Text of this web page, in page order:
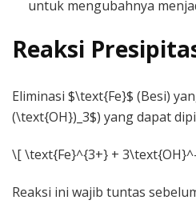
untuk mengubahnya
Reaksi
Eliminasi $\text{Fe}$ (Besi)
(\text{OH})_3$) yang dapat
\[ \text{Fe}^{3+} +
Reaksi ini wajib tuntas